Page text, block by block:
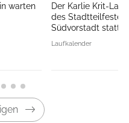
warten
Der Karlie Krit-
des Stadtteilfestes
Südvorstadt statt.
Laufkalender